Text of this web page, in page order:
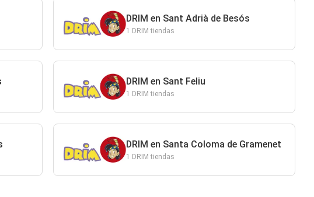
DRIM en Sant Adrià de Besós
1 DRIM tiendas
DRIM en Sant Feliu
1 DRIM tiendas
DRIM en Santa Coloma de Gramenet
1 DRIM tiendas